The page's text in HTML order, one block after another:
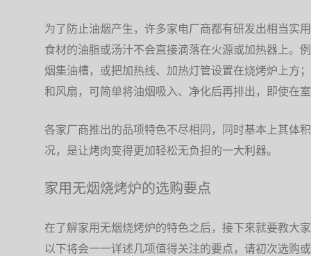
为了防止油烟产生，许多家电厂商都有研发出相当实
食材的油脂或汤汁不会直接滴落在火源或加热器上。
烟集油槽，或把加热线、加热灯管设置在烧烤炉上方
和风扇，可简单将油烟吸入、净化后再排出，即使在
各家厂商推出的品项特色不尽相同，同时基本上其体
况，是让烤肉变得更加轻松无负担的一大利器。
家用无烟烧烤炉的选购要点
在了解家用无烟烧烤炉的特色之后，接下来就要教大
以下将会一一详述几项值得关注的要点，请初次选购